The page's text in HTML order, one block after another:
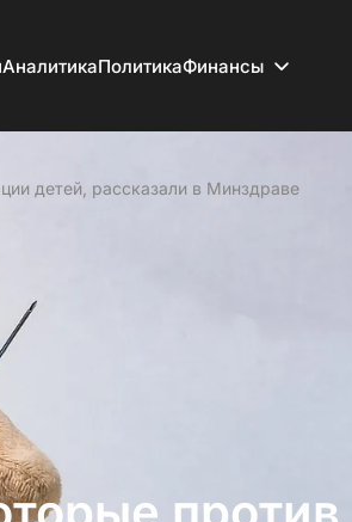
АналитикаПолитикаФинансы
детей, рассказали в Минздраве